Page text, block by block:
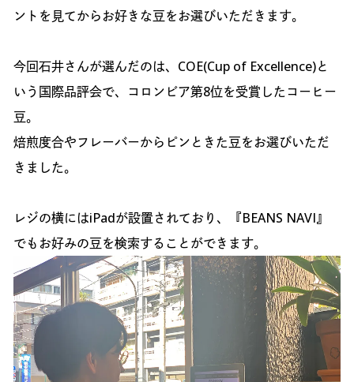
ントを見てからお好きな豆をお選びいただきます。
今回石井さんが選んだのは、COE(Cup of Excellence)と
いう国際品評会で、コロンビア第8位を受賞したコーヒー
豆。
焙煎度合やフレーバーからピンときた豆をお選びいただ
きました。
レジの横にはiPadが設置されており、『BEANS NAVI』
でもお好みの豆を検索することができます。